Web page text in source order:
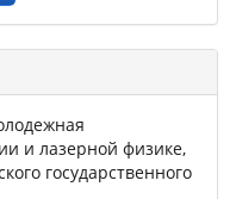
и лазерной физике,
государственного